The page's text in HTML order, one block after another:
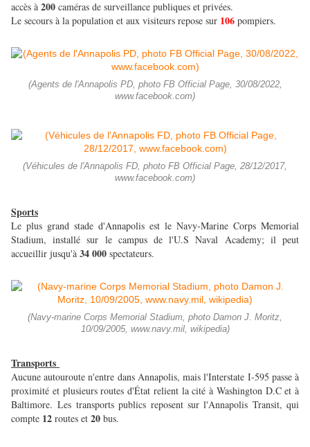
accès à 200 caméras de surveillance publiques et privées.
Le secours à la population et aux visiteurs repose sur 106 pompiers.
(Agents de l'Annapolis PD, photo FB Official Page, 30/08/2022,
www.facebook.com)
(Véhicules de l'Annapolis FD, photo FB Official Page, 28/12/2017,
www.facebook.com)
Sports
Le plus grand stade d'Annapolis est le Navy-Marine Corps Memorial
Stadium, installé sur le campus de l'U.S Naval Academy; il peut
accueillir jusqu'à 34 000 spectateurs.
(Navy-marine Corps Memorial Stadium, photo Damon J. Moritz,
10/09/2005, www.navy.mil, wikipedia)
Transports
Aucune autouroute n'entre dans Annapolis, mais l'Interstate I-595 passe à
proximité et plusieurs routes d'État relient la cité à Washington D.C et à
Baltimore. Les transports publics reposent sur l'Annapolis Transit, qui
compte 12 routes et 20 bus.